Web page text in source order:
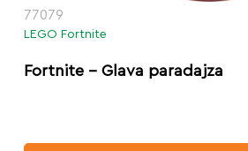
77079
LEGO Fortnite
Fortnite – Glava paradajza